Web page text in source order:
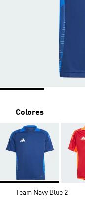
Colores
Team Navy Blue 2